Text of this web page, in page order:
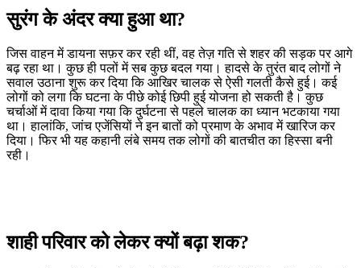
सुरंग के अंदर क्या हुआ था?
जिस वाहन में डायना सफ़र कर रही थीं, वह तेज़ गति से शहर की सड़क पर आगे
बढ़ रहा था। कुछ ही पलों में सब कुछ बदल गया। हादसे के तुरंत बाद लोगों ने
सवाल उठाना शुरू कर दिया कि आखिर चालक से ऐसी गलती कैसे हुई। कई
लोगों को लगा कि घटना के पीछे कोई छिपी हुई योजना हो सकती है। कुछ
चर्चाओं में दावा किया गया कि दुर्घटना से पहले चालक का ध्यान भटकाया गया
था। हालांकि, जांच एजेंसियों ने इन बातों को प्रमाण के अभाव में खारिज कर
दिया। फिर भी यह कहानी लंबे समय तक लोगों की बातचीत का हिस्सा बनी
रही।
शाही परिवार को लेकर क्यों बढ़ा शक?